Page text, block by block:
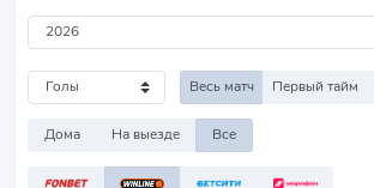
Весь матч Первый тайм
Дома На выезде Все